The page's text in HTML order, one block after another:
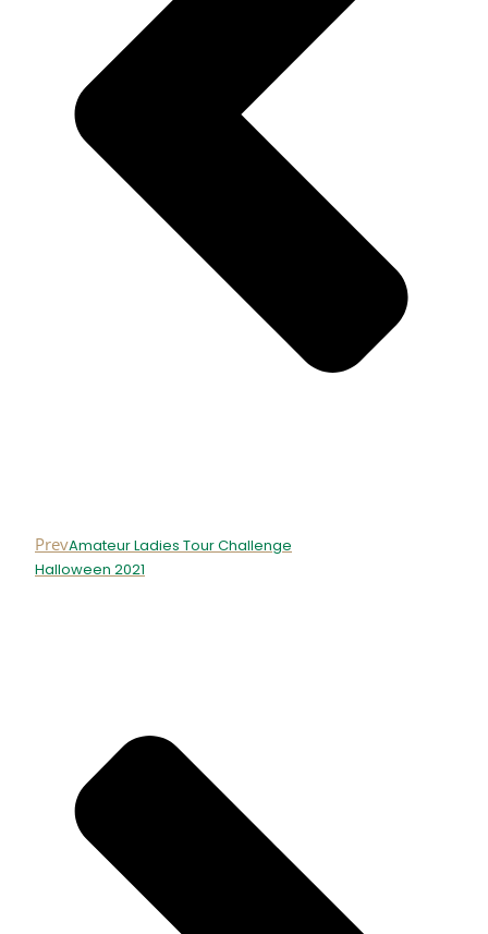
PrevAmateur Ladies Tour Challenge
Halloween 2021